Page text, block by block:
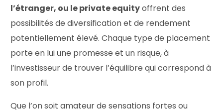
l’étranger, ou le private equityoffrent des
possibilités de diversification et de rendement
potentiellement élevé. Chaque type de placement
porte en lui une promesse et un risque, à
l’investisseur de trouver l’équilibre qui correspond à
son profil.
Que l’on soit amateur de sensations fortes ou